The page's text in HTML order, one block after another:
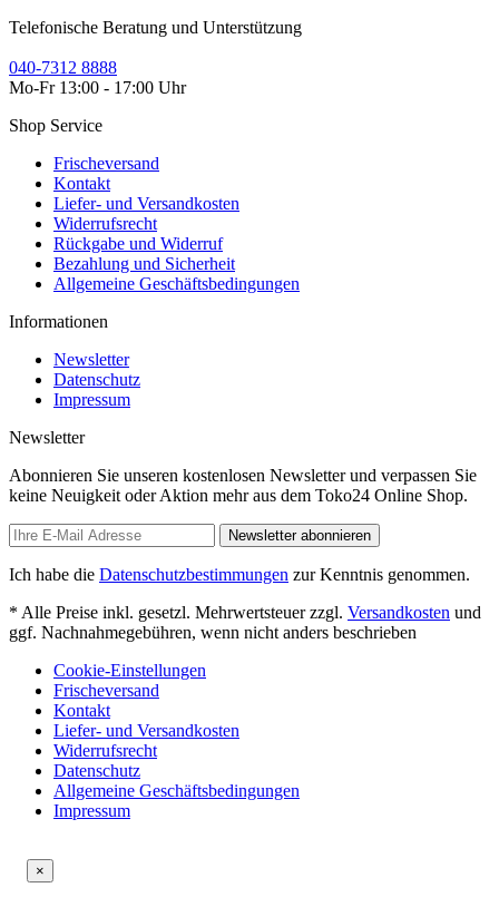
Telefonische Beratung und Unterstützung
040-7312 8888
Mo-Fr 13:00 - 17:00 Uhr
Shop Service
Frischeversand
Kontakt
Liefer- und Versandkosten
Widerrufsrecht
Rückgabe und Widerruf
Bezahlung und Sicherheit
Allgemeine Geschäftsbedingungen
Informationen
Newsletter
Datenschutz
Impressum
Newsletter
Abonnieren Sie unseren kostenlosen Newsletter und verpassen Sie
keine Neuigkeit oder Aktion mehr aus dem Toko24 Online Shop.
Newsletter abonnieren
Ich habe die Datenschutzbestimmungen zur Kenntnis genommen.
* Alle Preise inkl. gesetzl. Mehrwertsteuer zzgl. Versandkosten und
ggf. Nachnahmegebühren, wenn nicht anders beschrieben
Cookie-Einstellungen
Frischeversand
Kontakt
Liefer- und Versandkosten
Widerrufsrecht
Datenschutz
Allgemeine Geschäftsbedingungen
Impressum
×